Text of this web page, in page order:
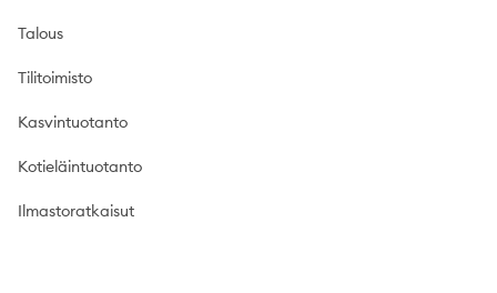
Talous
Tilitoimisto
Kasvintuotanto
Kotieläintuotanto
Ilmastoratkaisut